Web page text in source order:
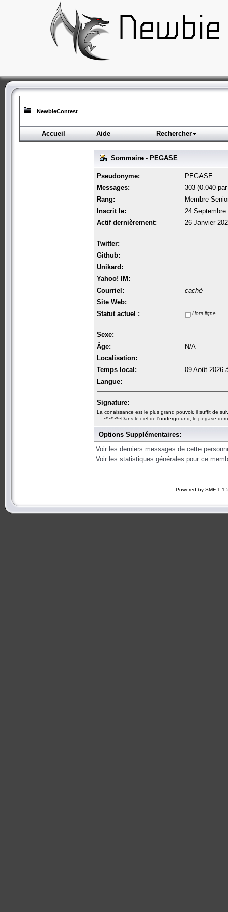
NewbieContest
Accueil Aide Rechercher
Sommaire - PEGASE
Pseudonyme:
PEGASE
Messages:
303 (0.040
Rang:
Membre
Inscrit le:
24
Actif dernièrement:
26 Janvier
Twitter:
Github:
Unikard:
Yahoo! IM:
Courriel:
caché
Site Web:
Statut actuel :
Hors ligne
Sexe:
Âge:
N/A
Localisation:
Temps local:
09 Août 2026
Langue:
Signature:
La conaissance est le plus grand pouvoir, il suffit de
~*~*~*~Dans le ciel de l'underground, le pegase
Options Supplémentaires:
Voir les derniers messages de cette
Voir les statistiques générales pour ce
Powered by SMF